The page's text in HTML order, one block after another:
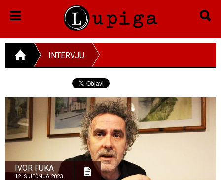
INTERVJU
IVOR FUKA
12. SIJEČNJA 2023.